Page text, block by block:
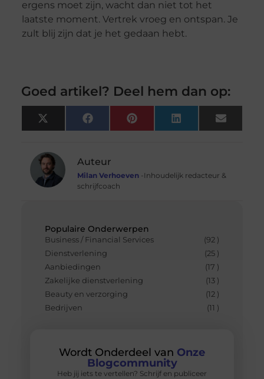
Populaire Onderwerpen
Business / Financial Services
(92 )
Dienstverlening
(25 )
Aanbiedingen
(17 )
Zakelijke dienstverlening
(13 )
Beauty en verzorging
(12 )
Bedrijven
(11 )
Wordt Onderdeel van Onze
Blogcommunity
Heb jij iets te vertellen? Schrijf en publiceer
ergens moet zijn, wacht dan niet tot het
laatste moment. Vertrek vroeg en ontspan. Je
zult blij zijn dat je het gedaan hebt.
Goed artikel? Deel hem dan op:
X
(Twitter)
FacebookPinterest LinkedIn Email
Auteur
Milan Verhoeven-Inhoudelijk redacteur &
schrijfcoach